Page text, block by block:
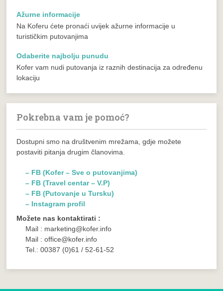
Ažurne informacije
Na Koferu ćete pronaći uvijek ažurne informacije u
turističkim putovanjima
Odaberite najbolju punudu
Kofer vam nudi putovanja iz raznih destinacija za određenu
lokaciju
Pokrebna vam je pomoć?
Dostupni smo na društvenim mrežama, gdje možete
postaviti pitanja drugim članovima.
– FB (Kofer – Sve o putovanjima)
– FB (Travel centar – V.P)
– FB (Putovanje u Tursku)
– Instagram profil
Možete nas kontaktirati :
Mail : marketing@kofer.info
Mail : office@kofer.info
Tel.: 00387 (0)61 / 52-61-52